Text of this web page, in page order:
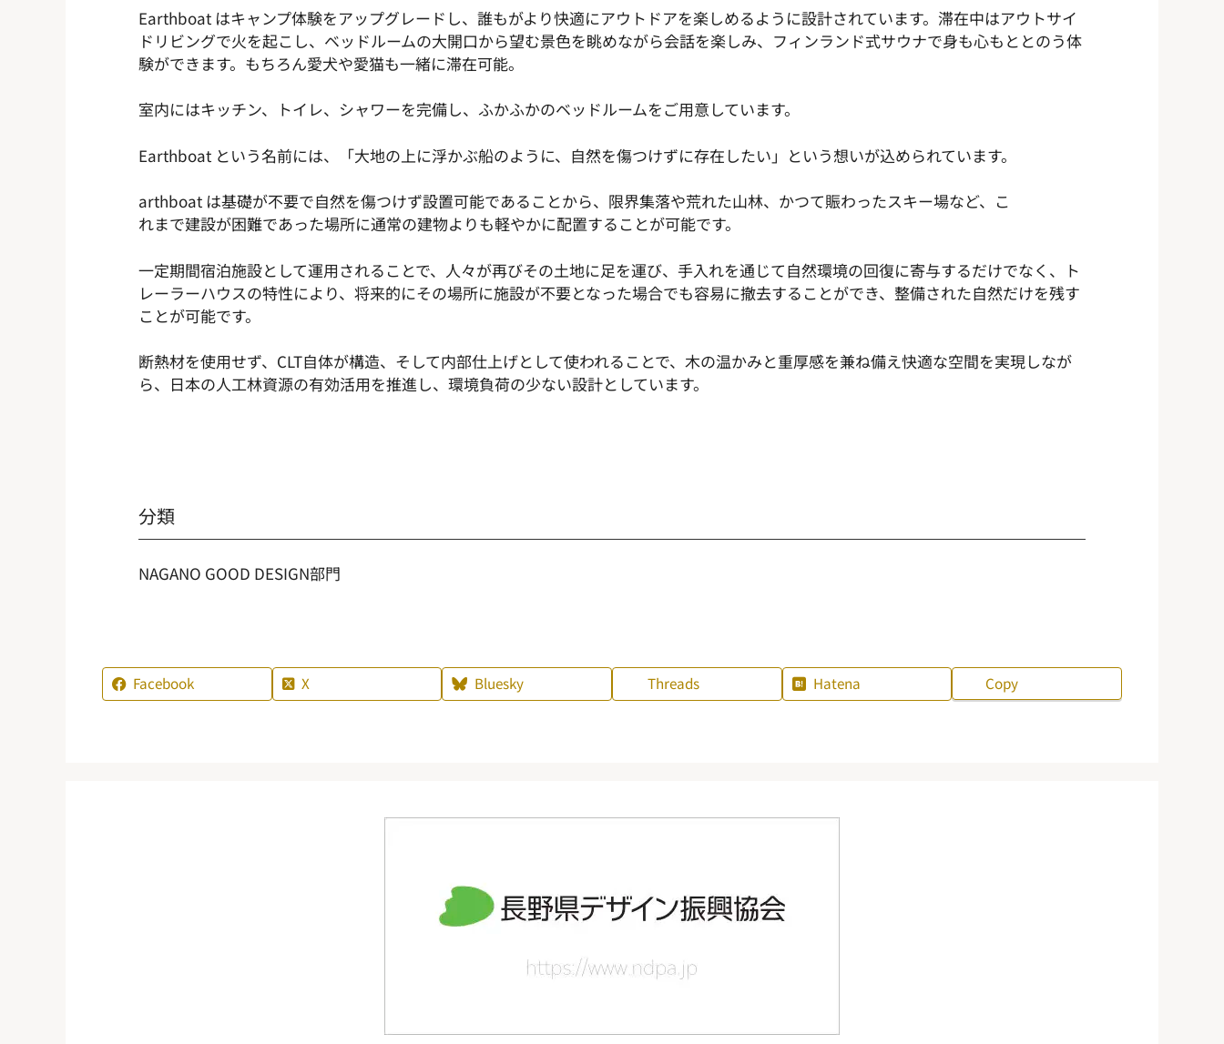
Earthboat はキャンプ体験をアップグレードし、誰もがより快適にアウトドアを楽しめるように設計されています。滞在中はアウトサイ
ドリビングで火を起こし、ベッドルームの大開口から望む景色を眺めながら会話を楽しみ、フィンランド式サウナで身も心もととのう体
験ができます。もちろん愛犬や愛猫も一緒に滞在可能。
室内にはキッチン、トイレ、シャワーを完備し、ふかふかのベッドルームをご用意しています。
Earthboat という名前には、「大地の上に浮かぶ船のように、自然を傷つけずに存在したい」という想いが込められています。
arthboat は基礎が不要で自然を傷つけず設置可能であることから、限界集落や荒れた山林、かつて賑わったスキー場など、こ
れまで建設が困難であった場所に通常の建物よりも軽やかに配置することが可能です。
一定期間宿泊施設として運用されることで、人々が再びその土地に足を運び、手入れを通じて自然環境の回復に寄与するだけでなく、ト
レーラーハウスの特性により、将来的にその場所に施設が不要となった場合でも容易に撤去することができ、整備された自然だけを残す
ことが可能です。
断熱材を使用せず、CLT自体が構造、そして内部仕上げとして使われることで、木の温かみと重厚感を兼ね備え快適な空間を実現しなが
ら、日本の人工林資源の有効活用を推進し、環境負荷の少ない設計としています。
分類
NAGANO GOOD DESIGN部門
Facebook X Bluesky Threads Hatena Copy